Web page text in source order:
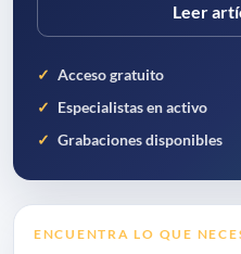
Leer
Acceso gratuito
Especialistas en activo
Grabaciones disponibles
ENCUENTRA LO QUE